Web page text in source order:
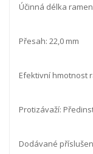
Účinná délka
Přesah: 22,0 mm
Efektivní hmotnost
Protizávaží:
Dodávané